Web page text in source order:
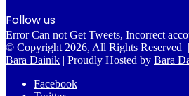
Follow us
Error Can not Get Tweets, Incorrect
© Copyright 2026, All Rights Reserved |
Bara Dainik | Proudly Hosted by Bara
Facebook